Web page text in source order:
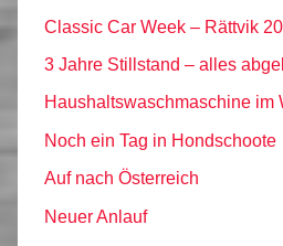
Classic Car Week – Rättvik
3 Jahre Stillstand – alles
Haushaltswaschmaschine im
Noch ein Tag in Hondschoote
Auf nach Österreich
Neuer Anlauf